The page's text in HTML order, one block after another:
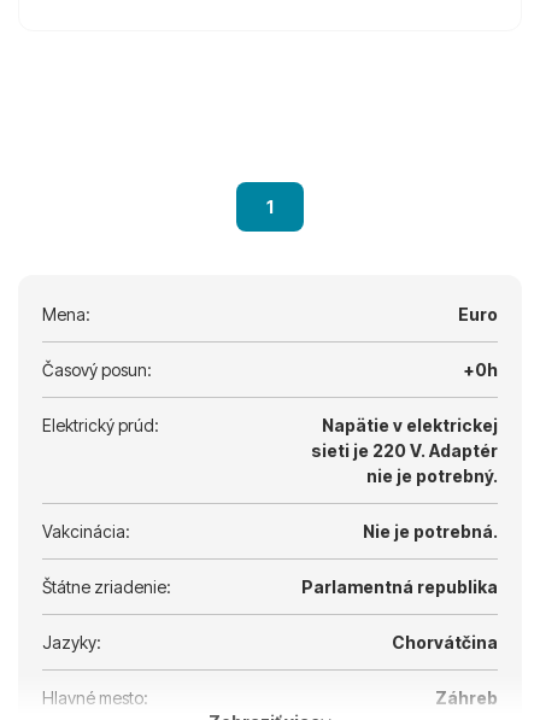
1
Mena: Euro
Časový posun: +0h
Elektrický prúd:
Napätie v elektrickej
sieti je 220 V. Adaptér
nie je potrebný.
Vakcinácia: Nie je potrebná.
Štátne zriadenie: Parlamentná republika
Jazyky: Chorvátčina
Hlavné mesto:
Záhreb